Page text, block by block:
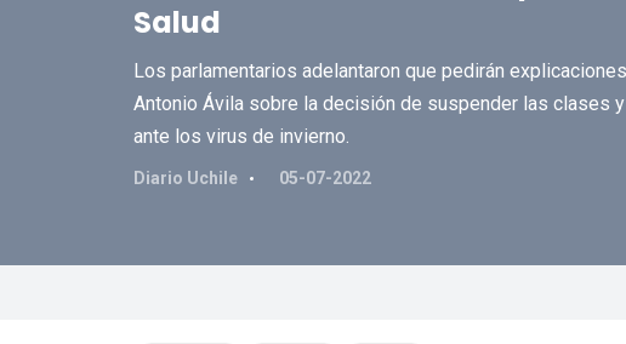
Salud
Los parlamentarios adelantaron que pedirán
Antonio Ávila sobre la decisión de suspender las clases
ante los virus de invierno.
Diario Uchile 05-07-2022